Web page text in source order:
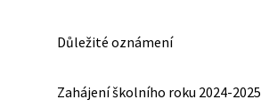
Důležité oznámení
Zahájení školního roku 2024-2025